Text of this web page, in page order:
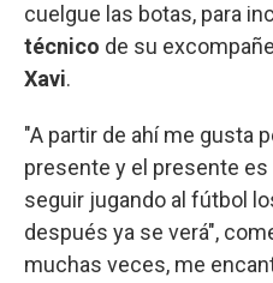
cuelgue las botas, para
técnico de su
Xavi.
"A partir de ahí me gusta
presente y el presente
seguir jugando al fútbol
después ya se verá",
muchas veces, me